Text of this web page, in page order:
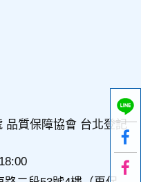
網站及您的個人資料採用
員才能接觸您的個人資
如有違反保密義務者，將
供服務時，本網站亦會嚴
要檢查程序以確定其將確
結，您也可經由本網站所
該連結網站不適用本網站
結網站中的隱私權保護政
品質保障協會 台北登記